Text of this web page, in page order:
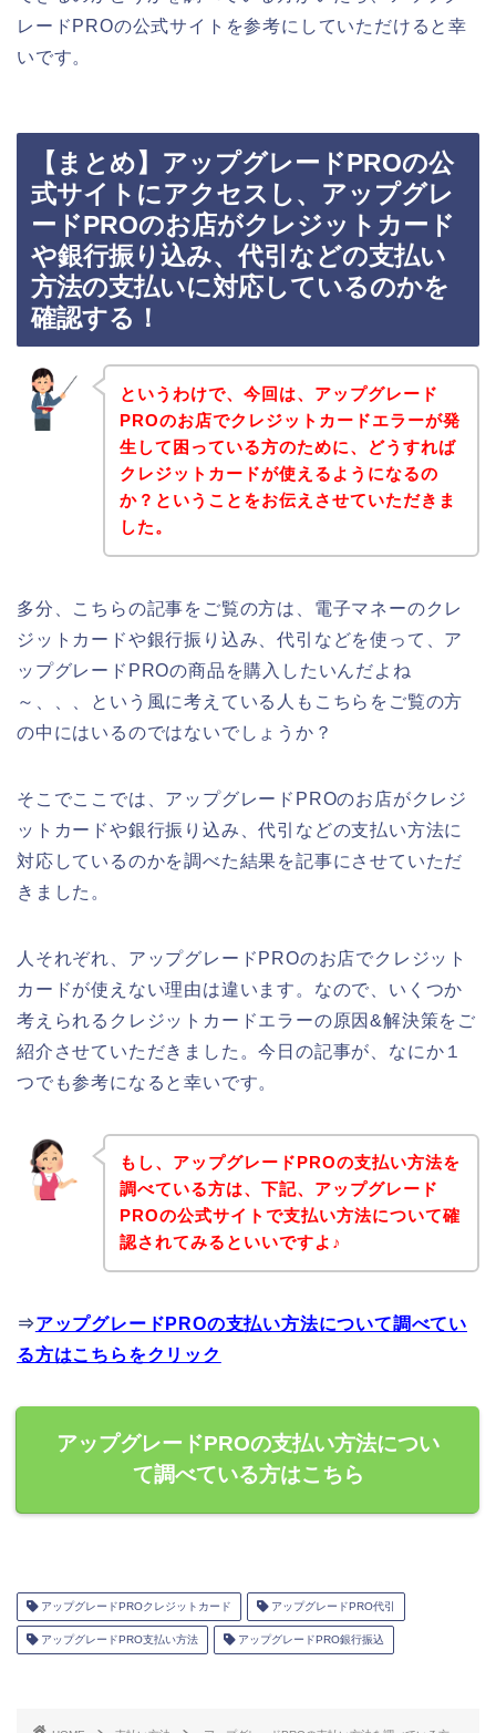
レードPROの公式サイトを参考にしていただけると幸
いです。
【まとめ】アップグレードPROの公
式サイトにアクセスし、アップグレ
ードPROのお店がクレジットカード
や銀行振り込み、代引などの支払い
方法の支払いに対応しているのかを
確認する！
というわけで、今回は、アップグレード
PROのお店でクレジットカードエラーが発
生して困っている方のために、どうすれば
クレジットカードが使えるようになるの
か？ということをお伝えさせていただきま
した。
多分、こちらの記事をご覧の方は、電子マネーのクレ
ジットカードや銀行振り込み、代引などを使って、ア
ップグレードPROの商品を購入したいんだよね
～、、、という風に考えている人もこちらをご覧の方
の中にはいるのではないでしょうか？
そこでここでは、アップグレードPROのお店がクレジ
ットカードや銀行振り込み、代引などの支払い方法に
対応しているのかを調べた結果を記事にさせていただ
きました。
人それぞれ、アップグレードPROのお店でクレジット
カードが使えない理由は違います。なので、いくつか
考えられるクレジットカードエラーの原因&解決策をご
紹介させていただきました。今日の記事が、なにか１
つでも参考になると幸いです。
もし、アップグレードPROの支払い方法を
調べている方は、下記、アップグレード
PROの公式サイトで支払い方法について確
認されてみるといいですよ♪
⇒アップグレードPROの支払い方法について調べてい
る方はこちらをクリック
アップグレードPROの支払い方法につい
て調べている方はこちら
アップグレードPROクレジットカード アップグレードPRO代引
アップグレードPRO支払い方法 アップグレードPRO銀行振込